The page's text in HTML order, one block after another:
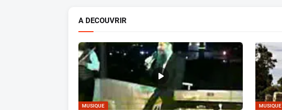
A DECOUVRIR
MUSIQUE MUSIQUE